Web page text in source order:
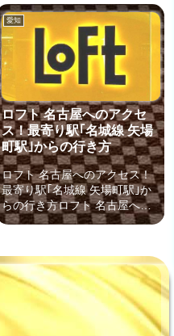
古屋駅直結という便利な立地で
すが、非常に広い店内でたくさ
んの買い物をした帰りには車で
移動できると便利ですよね。そ
んな時、東急ハンズ 名古屋周
辺ではどのような駐車場が利用
できるのでしょうか？東急ハン
ズはもちろん、名古屋駅周辺で
のお買い物にも便利な 駐車場
とアクセス(地図)をこれよりご
案内していきましょう！東急ハ
ンズ 名古屋には提携駐車場が
たくさんあって...
愛知
ロフト 名古屋へのアクセ
ス！最寄り駅｢名城線 矢場
町駅｣からの行き方
ロフト 名古屋へのアクセス！
最寄り駅｢名城線 矢場町駅｣か
らの行き方ロフト 名古屋への
最寄り駅からのアクセスと駐車
の２つの駅が利用できます。最
寄り駅① …名古屋市営の名城
線と東山線の「栄」駅最寄り駅
② …名古屋市営 名城線「矢場
町」駅こちらのページでは、最